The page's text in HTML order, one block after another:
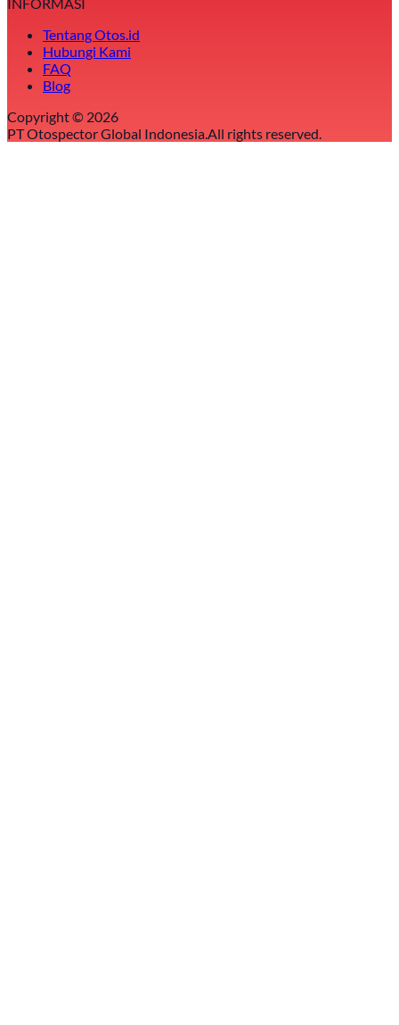
INFORMASI
Tentang Otos.id
Hubungi Kami
FAQ
Blog
Copyright © 2026
PT Otospector Global Indonesia.All rights reserved.